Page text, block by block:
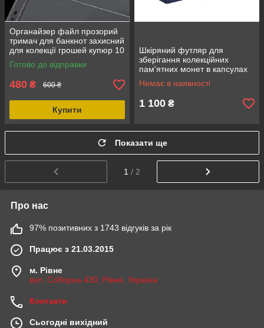
Органайзер файл прозорий
тримач для банкнот захисний
для колекції грошей купюр 10
шт по 3 слота, ПВХ, прозорий
Готово до відправки
480 ₴ 600 ₴
Купити
Шкіряний футляр для
зберігання колекційних
пам'ятних монет в капсулах
або роликах (капсули не
входять), банкнот, синій колір
Немає в наявності
1 100 ₴
Показати ще
1 / 2
Про нас
97% позитивних з 1743 відгуків за рік
Працює з 21.03.2015
м. Рівне
вул. Соборна 430, Рівне, Україна
Контакти
Сьогодні вихідний